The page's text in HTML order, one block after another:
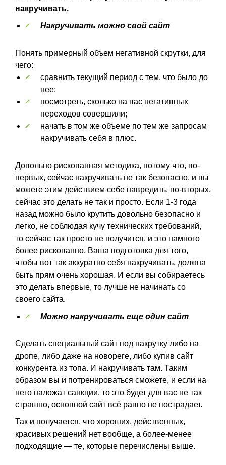
накручивать.
Накручивать можно свой сайт
Понять примерный объем негативной скрутки, для
чего:
сравнить текущий период с тем, что было до
нее;
посмотреть, сколько на вас негативных
переходов совершили;
начать в том же объеме по тем же запросам
накручивать себя в плюс.
Довольно рискованная методика, потому что, во-
первых, сейчас накручивать не так безопасно, и вы
можете этим действием себе навредить, во-вторых,
сейчас это делать не так и просто. Если 1-3 года
назад можно было крутить довольно безопасно и
легко, не соблюдая кучу технических требований,
то сейчас так просто не получится, и это намного
более рискованно. Ваша подготовка для того,
чтобы вот так аккуратно себя накручивать, должна
быть прям очень хорошая. И если вы собираетесь
это делать впервые, то лучше не начинать со
своего сайта.
Можно накручивать еще один сайт
Сделать специальный сайт под накрутку либо на
дропе, либо даже на новореге, либо купив сайт
конкурента из топа. И накручивать там. Таким
образом вы и потренироваться сможете, и если на
него наложат санкции, то это будет для вас не так
страшно, основной сайт всё равно не пострадает.
Так и получается, что хороших, действенных,
красивых решений нет вообще, а более-менее
подходящие — те, которые перечислены выше.